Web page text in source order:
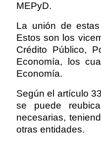
MEPyD.
La unión de
Estos son los
Crédito Público,
Economía, los
Economía.
Según el artículo
se puede
necesarias,
otras entidades.